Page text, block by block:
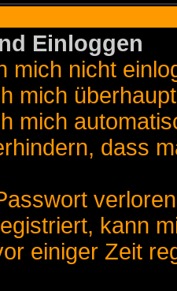
Einloggen
mich nicht
mich
mich
dass
kann
einiger Zeit